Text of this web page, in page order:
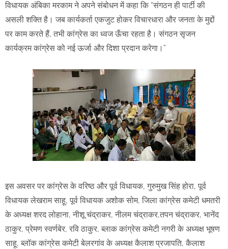
विधायक अंबिका मरकाम ने अपने संबोधन में कहा कि “संगठन ही पार्टी की
असली शक्ति है। जब कार्यकर्ता एकजुट होकर विचारधारा और जनता के मुद्दों
पर काम करते हैं, तभी कांग्रेस का ध्वज ऊँचा रहता है। संगठन सृजन
कार्यक्रम कांग्रेस को नई ऊर्जा और दिशा प्रदान करेगा।”
इस अवसर पर कांग्रेस के वरिष्ठ और पूर्व विधायक, गुरुमुख सिंह होरा, पूर्व
विधायक लेखराम साहू, पूर्व विधायक अशोक सोम, जिला कांग्रेस कमेटी धमतरी
के अध्यक्ष शरद लोहाना, नीशू चंद्राकर, नीलम चंद्राकर,तपन चंद्राकर, भानेंद
ठाकुर, प्रेमण स्वर्णबेर, रवि ठाकुर, ब्लाक कांग्रेस कमेटी नगरी के अध्यक्ष भूषण
साहू, ब्लॉक कांग्रेस कमेटी बेलरगांव के अध्यक्ष कैलाश प्रजापति, कैलाश